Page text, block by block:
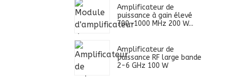
Amplificateur de
puissance à gain élevé
700-1000 MHz 200 W...
Amplificateur de
puissance RF large bande
2-6 GHz 100 W